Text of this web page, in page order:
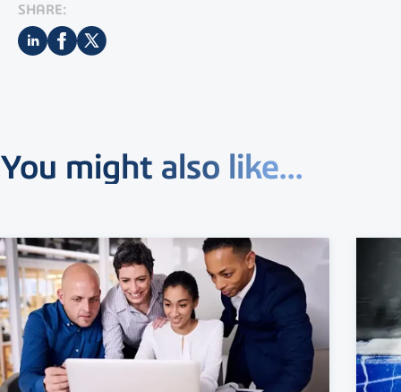
SHARE:
You might also like...